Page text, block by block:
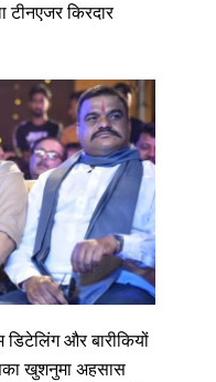
टीनएजर किरदार
और बारीकियों
खुशनुमा अहसास